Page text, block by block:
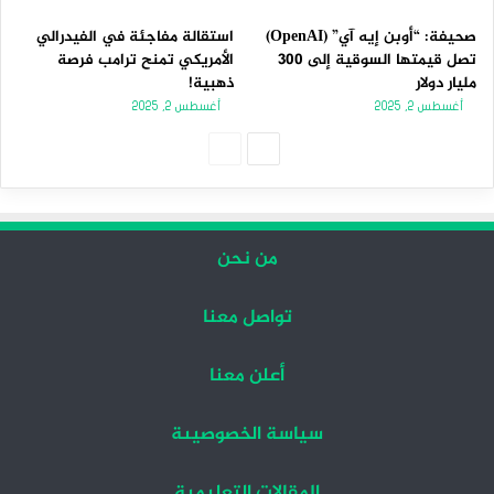
صحيفة: “أوبن إيه آي” (OpenAI)
تصل قيمتها السوقية إلى 300
مليار دولار
أغسطس 2, 2025
استقالة مفاجئة في الفيدرالي
الأمريكي تمنح ترامب فرصة
ذهبية!
أغسطس 2, 2025
من نحن
تواصل معنا
أعلن معنا
سياسة الخصوصيىة